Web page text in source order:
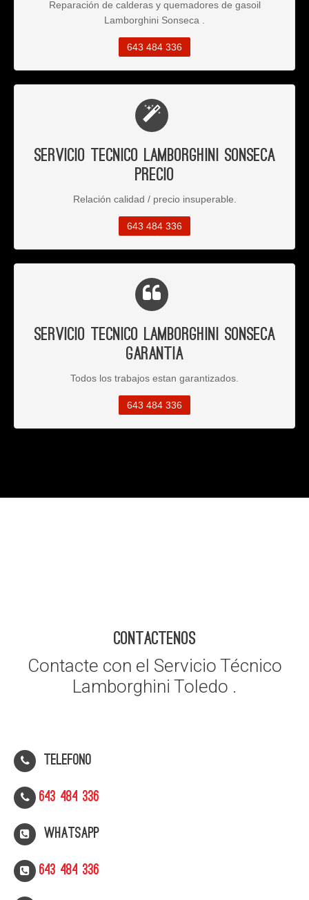
Reparación de calderas y quemadores de gasoil
Lamborghini Sonseca .
643 484 336
Servicio Tecnico Lamborghini Sonseca
Precio
Relación calidad / precio insuperable.
643 484 336
Servicio Tecnico Lamborghini Sonseca
Garantia
Todos los trabajos estan garantizados.
643 484 336
CONTACTENOS
Contacte con el Servicio Técnico
Lamborghini Toledo .
Telefono
643 484 336
WhatsApp
643 484 336